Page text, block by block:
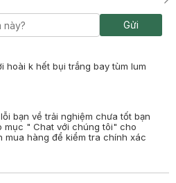
Gửi
hoài k hết bụi trắng bay tùm lum
bạn về trải nghiệm chưa tốt bạn
mục " Chat với chúng tôi" cho
mua hàng để kiểm tra chính xác